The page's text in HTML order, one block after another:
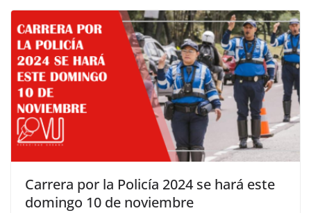
Carrera por la Policía 2024 se hará este
domingo 10 de noviembre